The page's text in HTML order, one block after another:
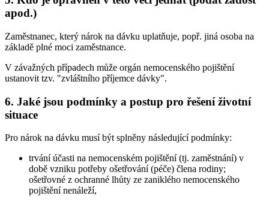
apod.)
Zaměstnanec, který nárok na dávku uplatňuje, popř. jiná osoba na
základě plné moci zaměstnance.
V závažných případech může orgán nemocenského pojištění
ustanovit tzv. "zvláštního příjemce dávky".
6. Jaké jsou podmínky a postup pro řešení životní
situace
Pro nárok na dávku musí být splněny následující podmínky:
trvání účasti na nemocenském pojištění (tj. zaměstnání) v
době vzniku potřeby ošetřování (péče) člena rodiny;
ošetřovné z ochranné lhůty ze zaniklého nemocenského
pojištění nenáleží,